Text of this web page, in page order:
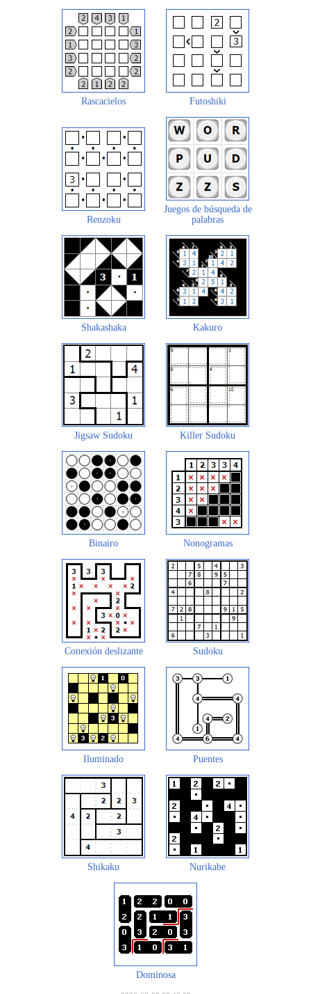
Rascacielos Futoshiki
Renzoku
Juegos de búsqueda de
palabras
Shakashaka Kakuro
Jigsaw Sudoku Killer Sudoku
Binairo Nonogramas
Conexión deslizante Sudoku
Iluminado Puentes
Shikaku Nurikabe
Dominosa